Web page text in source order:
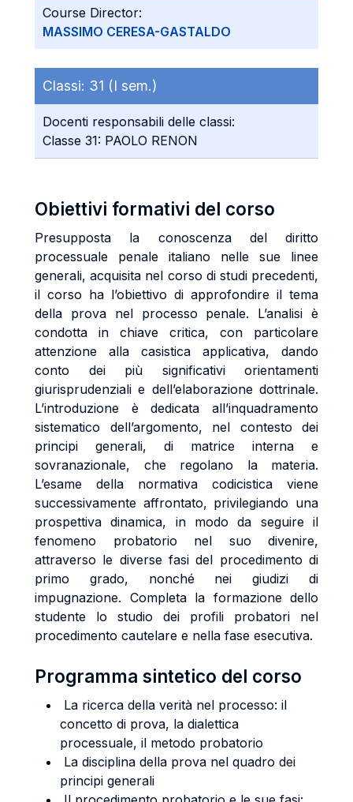
Course Director:
MASSIMO CERESA-GASTALDO
Classi: 31 (I sem.)
Docenti responsabili delle classi:
Classe 31: PAOLO RENON
Obiettivi formativi del corso
Presupposta la conoscenza del diritto
processuale penale italiano nelle sue linee
generali, acquisita nel corso di studi precedenti,
il corso ha l’obiettivo di approfondire il tema
della prova nel processo penale. L’analisi è
condotta in chiave critica, con particolare
attenzione alla casistica applicativa, dando
conto dei più significativi orientamenti
giurisprudenziali e dell’elaborazione dottrinale.
L’introduzione è dedicata all’inquadramento
sistematico dell’argomento, nel contesto dei
principi generali, di matrice interna e
sovranazionale, che regolano la materia.
L’esame della normativa codicistica viene
successivamente affrontato, privilegiando una
prospettiva dinamica, in modo da seguire il
fenomeno probatorio nel suo divenire,
attraverso le diverse fasi del procedimento di
primo grado, nonché nei giudizi di
impugnazione. Completa la formazione dello
studente lo studio dei profili probatori nel
procedimento cautelare e nella fase esecutiva.
Programma sintetico del corso
La ricerca della verità nel processo: il
concetto di prova, la dialettica
processuale, il metodo probatorio
La disciplina della prova nel quadro dei
principi generali